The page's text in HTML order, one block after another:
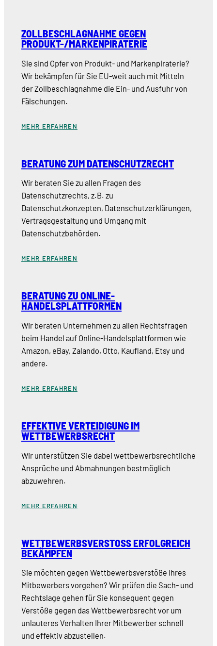
ZOLLBESCHLAGNAHME GEGEN
PRODUKT-/MARKENPIRATERIE
Sie sind Opfer von Produkt- und Markenpiraterie?
Wir bekämpfen für Sie EU-weit auch mit Mitteln
der Zollbeschlagnahme die Ein- und Ausfuhr von
Fälschungen.
MEHR ERFAHREN
BERATUNG ZUM DATENSCHUTZRECHT
Wir beraten Sie zu allen Fragen des
Datenschutzrechts, z.B. zu
Datenschutzkonzepten, Datenschutzerklärungen,
Vertragsgestaltung und Umgang mit
Datenschutzbehörden.
MEHR ERFAHREN
BERATUNG ZU ONLINE-
HANDELSPLATTFORMEN
Wir beraten Unternehmen zu allen Rechtsfragen
beim Handel auf Online-Handelsplattformen wie
Amazon, eBay, Zalando, Otto, Kaufland, Etsy und
andere.
MEHR ERFAHREN
EFFEKTIVE VERTEIDIGUNG IM
WETTBEWERBSRECHT
Wir unterstützen Sie dabei wettbewerbsrechtliche
Ansprüche und Abmahnungen bestmöglich
abzuwehren.
MEHR ERFAHREN
WETTBEWERBSVERSTOSS ERFOLGREICH B
EKÄMPFEN
Sie möchten gegen Wettbewerbsverstöße Ihres
Mitbewerbers vorgehen? Wir prüfen die Sach- und
Rechtslage gehen für Sie konsequent gegen
Verstöße gegen das Wettbewerbsrecht vor um
unlauteres Verhalten Ihrer Mitbewerber schnell
und effektiv abzustellen.